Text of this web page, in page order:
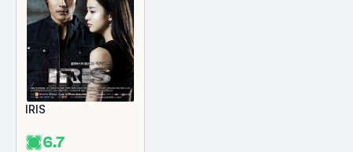
IRIS
6.7